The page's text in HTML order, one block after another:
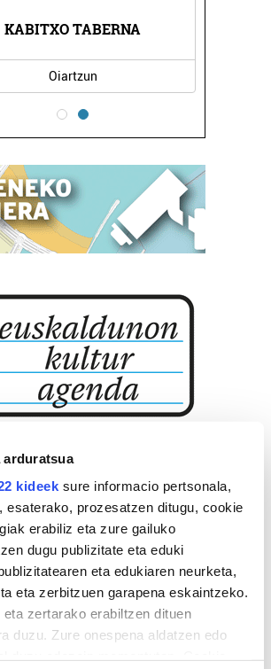
arduratsua
kideek sure informacio pertsonala,
esaterako, prozesatzen ditugu, cookie
erabiliz eta zure gailuko
dugu publizitate eta eduki
eta edukiaren neurketa,
eta zerbitzuen garapena eskaintzeko.
zertarako erabiltzen dituen
duzu. Zure onespena aldatzen edo
KABITXO TABERNA
Oiartzun